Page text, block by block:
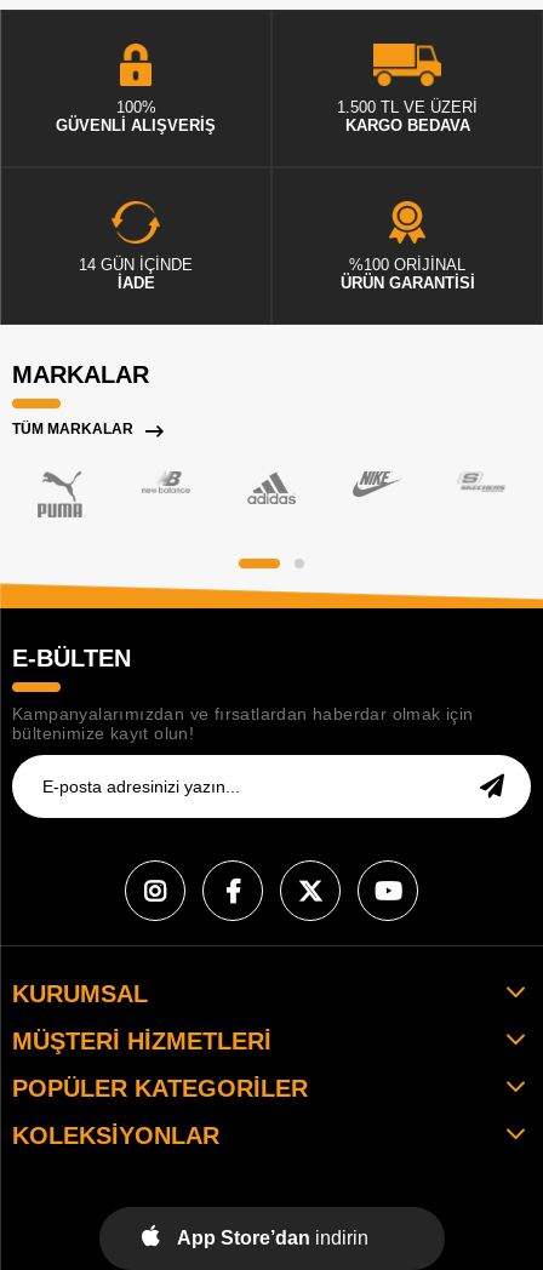
100%
GÜVENLİ ALIŞVERİŞ
1.500 TL VE ÜZERİ
KARGO BEDAVA
14 GÜN İÇİNDE
İADE
%100 ORİJİNAL
ÜRÜN GARANTİSİ
MARKALAR
TÜM MARKALAR
E-BÜLTEN
Kampanyalarımızdan ve fırsatlardan haberdar olmak için
bültenimize kayıt olun!
KURUMSAL
MÜŞTERI HIZMETLERI
POPÜLER KATEGORILER
KOLEKSIYONLAR
App Store’dan indirin